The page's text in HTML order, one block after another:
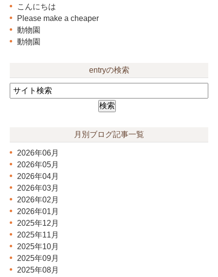
こんにちは
Please make a cheaper
動物園
動物園
entryの検索
月別ブログ記事一覧
2026年06月
2026年05月
2026年04月
2026年03月
2026年02月
2026年01月
2025年12月
2025年11月
2025年10月
2025年09月
2025年08月